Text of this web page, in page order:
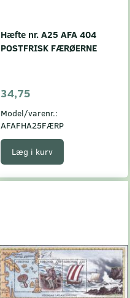
Hæfte nr. A25 AFA 404
POSTFRISK FÆRØERNE
34,75
Model/varenr.:
AFAFHA25FÆRP
Læg i kurv